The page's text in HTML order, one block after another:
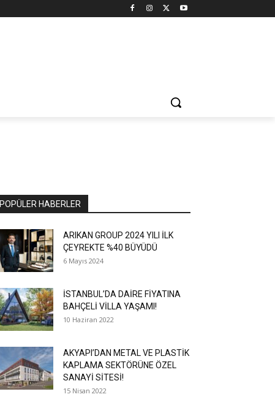
POPÜLER HABERLER
ARIKAN GROUP 2024 YILI İLK
ÇEYREKTE %40 BÜYÜDÜ
6 Mayıs 2024
İSTANBUL’DA DAİRE FİYATINA
BAHÇELİ VİLLA YAŞAMI!
10 Haziran 2022
AKYAPI’DAN METAL VE PLASTİK
KAPLAMA SEKTÖRÜNE ÖZEL
SANAYİ SİTESİ!
15 Nisan 2022